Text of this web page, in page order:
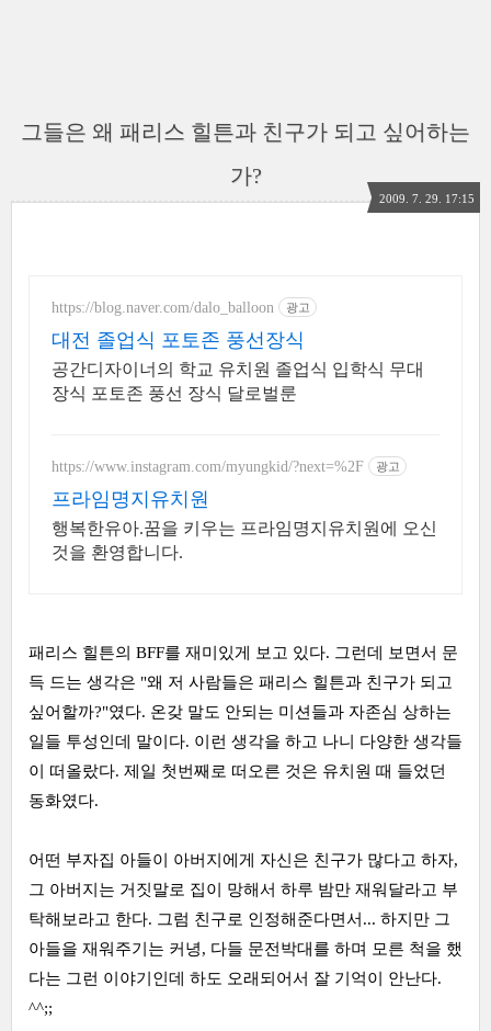
그들은 왜 패리스 힐튼과 친구가 되고 싶어하는
가?
2009. 7. 29. 17:15
https://blog.naver.com/dalo_balloon 광고
대전 졸업식 포토존 풍선장식
공간디자이너의 학교 유치원 졸업식 입학식 무대
장식 포토존 풍선 장식 달로벌룬
https://www.instagram.com/myungkid/?next=%2F 광고
프라임명지유치원
행복한유아.꿈을 키우는 프라임명지유치원에 오신
것을 환영합니다.
패리스 힐튼의 BFF를 재미있게 보고 있다. 그런데 보면서 문
득 드는 생각은 "왜 저 사람들은 패리스 힐튼과 친구가 되고
싶어할까?"였다. 온갖 말도 안되는 미션들과 자존심 상하는
일들 투성인데 말이다. 이런 생각을 하고 나니 다양한 생각들
이 떠올랐다. 제일 첫번째로 떠오른 것은 유치원 때 들었던
동화였다.
어떤 부자집 아들이 아버지에게 자신은 친구가 많다고 하자,
그 아버지는 거짓말로 집이 망해서 하루 밤만 재워달라고 부
탁해보라고 한다. 그럼 친구로 인정해준다면서... 하지만 그
아들을 재워주기는 커녕, 다들 문전박대를 하며 모른 척을 했
다는 그런 이야기인데 하도 오래되어서 잘 기억이 안난다.
^^;;